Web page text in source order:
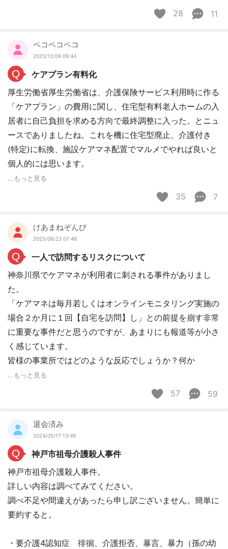
28 11
ペコペコペコ
2025/12/09 09:44
Q
ケアプラン有料化
厚生労働省厚生労働省は、介護保険サービス利用時に作る
「ケアプラン」の費用に関し、住宅型有料老人ホームの入
居者に自己負担を求める方向で最終調整に入った。とニュ
ースでありましたね。これを機に住宅型廃止、介護付き
(特定)に転換、施設ケアマネ配置でマルメでやれば良いと
個人的には思います。
...もっと見る
35 7
けあまねぞんび
2025/06/23 07:46
Q
一人で訪問するリスクについて
神奈川県でケアマネが利用者に刺される事件がありまし
た。
「ケアマネは毎月若しくはオンラインモニタリング実施の
場合２か月に１回【自宅を訪問】し」との前提を崩す非常
に重要な事件だと思うのですが、あまりにも報道等が小さ
く感じています。
皆様の事業所ではどのような反応でしょうか？何か
...もっと見る
57 59
退会済み
2024/05/17 13:49
Q
神戸市祖母介護殺人事件
神戸市祖母介護殺人事件。
詳しい内容は調べてみてください。
調べ不足や間違えがあったら申し訳ございません。簡単に
要約すると。
・要介護4認知症 徘徊、介護拒否、暴言、暴力（孫の幼